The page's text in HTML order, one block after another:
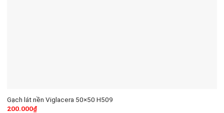
Gạch lát nền Viglacera 50×50 H509
200.000₫